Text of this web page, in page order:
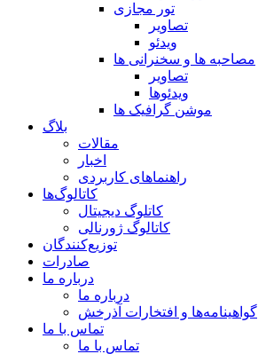
تور مجازی
تصاویر
ویدئو
مصاحبه ها و سخنرانی ها
تصاویر
ویدئوها
موشن گرافیک ها
بلاگ
مقالات
اخبار
راهنماهای کاربردی
کاتالوگ‌ها
کاتلوگ دیجیتال
کاتالوگ ژورنالی
توزیع‌کنندگان
صادرات
درباره ما
درباره ما
گواهینامه‌ها و افتخارات آذرخش
تماس با ما
تماس با ما